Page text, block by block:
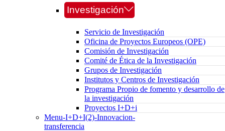
Investigación
Servicio de Investigación
Oficina de Proyectos Europeos (OPE)
Comisión de Investigación
Comité de Ética de la Investigación
Grupos de Investigación
Institutos y Centros de Investigación
Programa Propio de fomento y desarrollo de
la investigación
Proyectos I+D+i
Menu-I+D+I(2)-Innovacion-
transferencia